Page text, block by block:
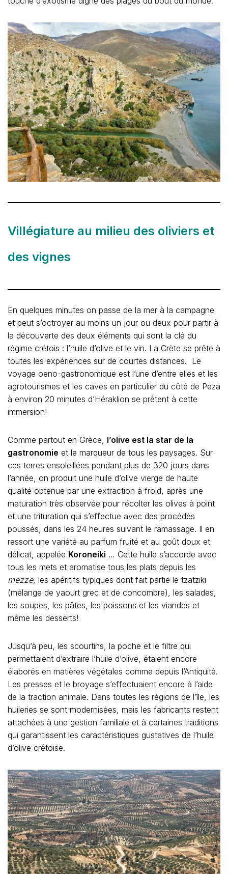
Villégiature au milieu des oliviers et
des vignes
En quelques minutes on passe de la mer à la campagne
et peut s’octroyer au moins un jour ou deux pour partir à
la découverte des deux éléments qui sont la clé du
régime crétois : l’huile d’olive et le vin. La Crète se prête à
toutes les expériences sur de courtes distances. Le
voyage oeno-gastronomique est l’une d’entre elles et les
agrotourismes et les caves en particulier du côté de Peza
à environ 20 minutes d’Héraklion se prêtent à cette
immersion!
Comme partout en Grèce, l’olive est la star de la
gastronomie et le marqueur de tous les paysages. Sur
ces terres ensoleillées pendant plus de 320 jours dans
l’année, on produit une huile d’olive vierge de haute
qualité obtenue par une extraction à froid, après une
maturation très observée pour récolter les olives à point
et une trituration qui s’effectue avec des procédés
poussés, dans les 24 heures suivant le ramassage. Il en
ressort une variété au parfum fruité et au goût doux et
délicat, appelée Koroneiki … Cette huile s’accorde avec
tous les mets et aromatise tous les plats depuis les
mezze, les apéritifs typiques dont fait partie le tzatziki
(mélange de yaourt grec et de concombre), les salades,
les soupes, les pâtes, les poissons et les viandes et
même les desserts!
Jusqu’à peu, les scourtins, la poche et le filtre qui
permettaient d’extraire l’huile d’olive, étaient encore
élaborés en matières végétales comme depuis l’Antiquité.
Les presses et le broyage s’effectuaient encore à l’aide
de la traction animale. Dans toutes les régions de l’île, les
huileries se sont modernisées, mais les fabricants restent
attachées à une gestion familiale et à certaines traditions
qui garantissent les caractéristiques gustatives de l’huile
d’olive crétoise.